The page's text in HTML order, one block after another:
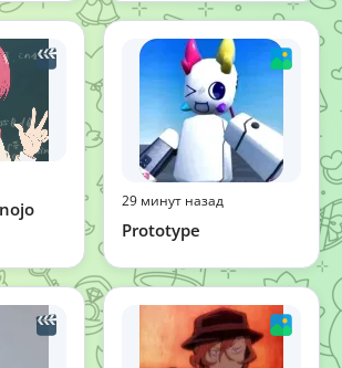
29 минут назад
Prototype